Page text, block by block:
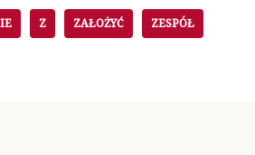
Z ZAŁOŻYĆ ZESPÓŁ